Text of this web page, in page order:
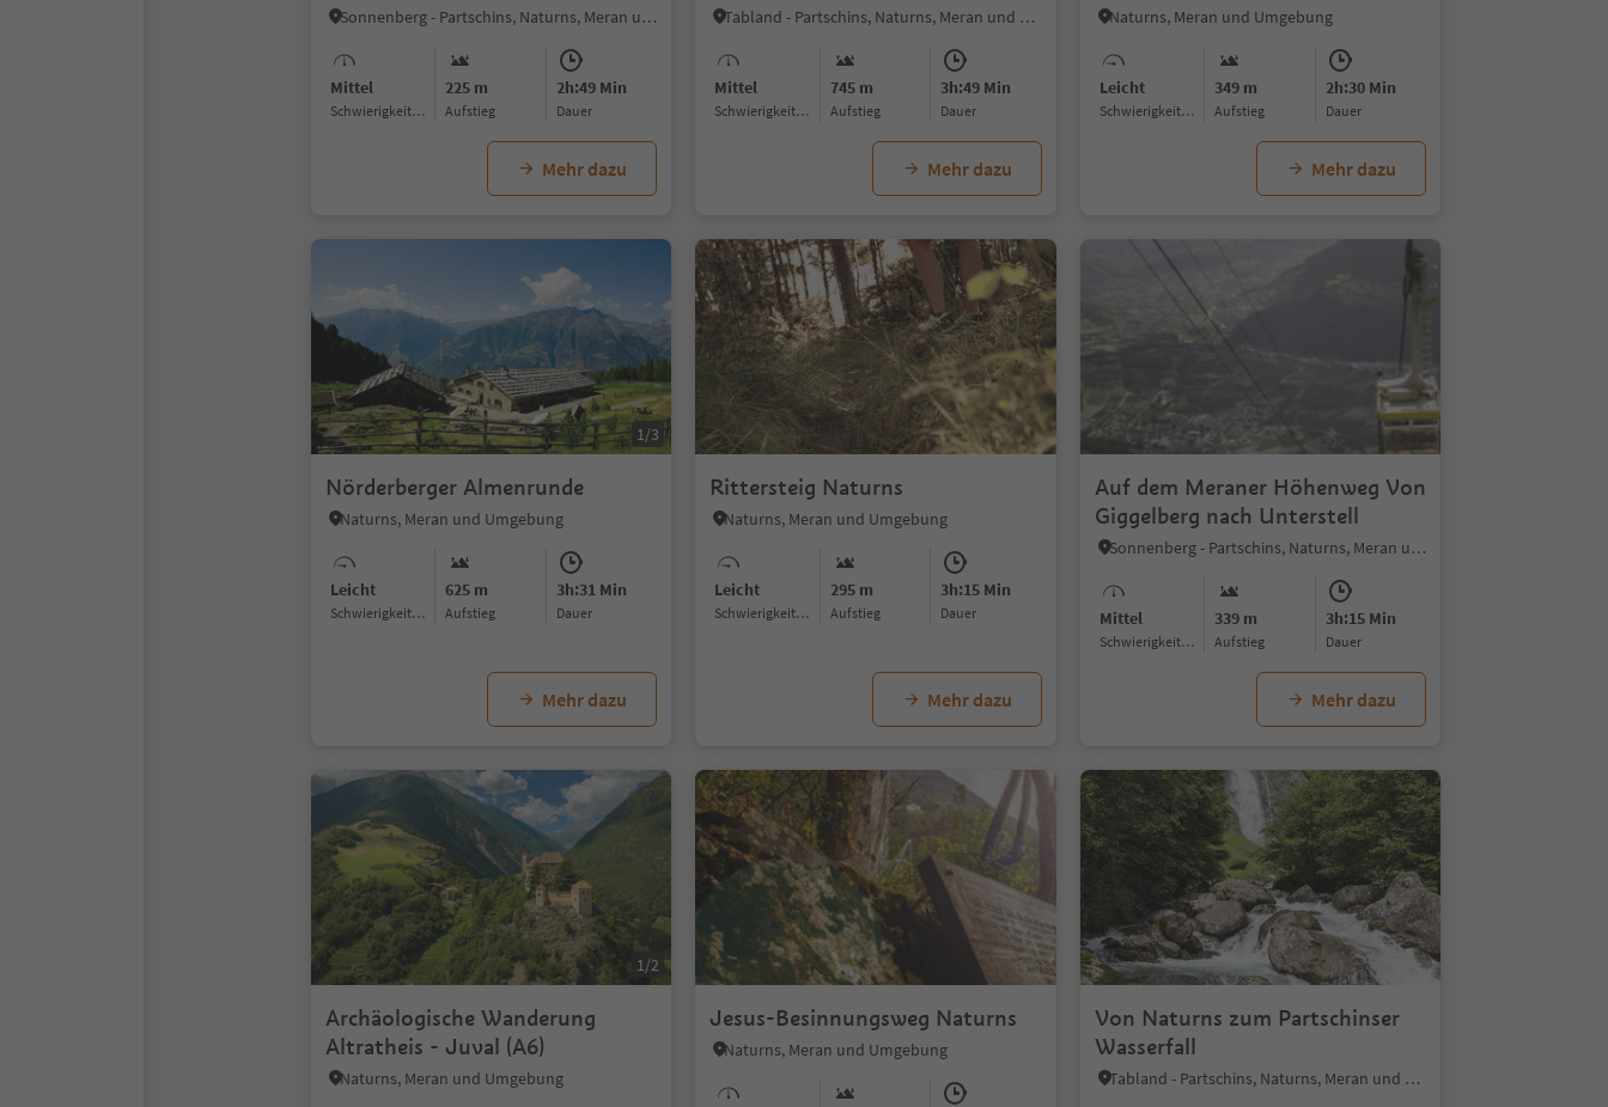
Sonnenberg - Partschins, Naturns, Meran und Umgebung
Mittel
Schwierigkeitsgrad
225 m
Aufstieg
2h:49 Min
Dauer
Mehr dazu
Tabland - Partschins, Naturns, Meran und Umgebung
Mittel
Schwierigkeitsgrad
745 m
Aufstieg
3h:49 Min
Dauer
Mehr dazu
Naturns, Meran und Umgebung
Leicht
Schwierigkeitsgrad
349 m
Aufstieg
2h:30 Min
Dauer
Mehr dazu
1/3
Nörderberger Almenrunde
Naturns, Meran und Umgebung
Leicht
Schwierigkeitsgrad
625 m
Aufstieg
3h:31 Min
Dauer
Mehr dazu
Rittersteig Naturns
Naturns, Meran und Umgebung
Leicht
Schwierigkeitsgrad
295 m
Aufstieg
3h:15 Min
Dauer
Mehr dazu
Auf dem Meraner Höhenweg Von
Giggelberg nach Unterstell
Sonnenberg - Partschins, Naturns, Meran und Umgebung
Mittel
Schwierigkeitsgrad
339 m
Aufstieg
3h:15 Min
Dauer
Mehr dazu
1/2
Archäologische Wanderung
Altratheis - Juval (A6)
Naturns, Meran und Umgebung
1/5
Jesus-Besinnungsweg Naturns
Naturns, Meran und Umgebung
Von Naturns zum Partschinser
Wasserfall
Tabland - Partschins, Naturns, Meran und Umgebung